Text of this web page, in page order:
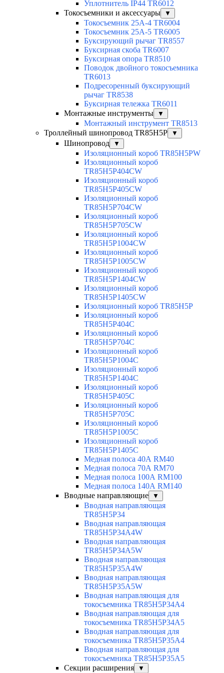
Уплотнитель IP44 TR6012
Токосъемники и аксессуары
▼
Токосъемник 25А-4 TR6004
Токосъемник 25А-5 TR6005
Буксирующий рычаг TR8557
Буксирная скоба TR6007
Буксирная опора TR8510
Поводок двойного токосъемника
TR6013
Подресоренный буксирующий
рычаг TR8538
Буксирная тележка TR6011
Монтажные инструменты
▼
Монтажный инструмент TR8513
Троллейный шинопровод TR85H5P
▼
Шинопровод ▼
Изоляционный короб TR85H5PW
Изоляционный короб
TR85H5P404CW
Изоляционный короб
TR85H5P405CW
Изоляционный короб
TR85H5P704CW
Изоляционный короб
TR85H5P705CW
Изоляционный короб
TR85H5P1004CW
Изоляционный короб
TR85H5P1005CW
Изоляционный короб
TR85H5P1404CW
Изоляционный короб
TR85H5P1405CW
Изоляционный короб TR85H5P
Изоляционный короб
TR85H5P404C
Изоляционный короб
TR85H5P704C
Изоляционный короб
TR85H5P1004C
Изоляционный короб
TR85H5P1404C
Изоляционный короб
TR85H5P405C
Изоляционный короб
TR85H5P705C
Изоляционный короб
TR85H5P1005C
Изоляционный короб
TR85H5P1405C
Медная полоса 40А RM40
Медная полоса 70А RM70
Медная полоса 100А RM100
Медная полоса 140А RM140
Вводные направляющие
▼
Вводная направляющая
TR85H5P34
Вводная направляющая
TR85H5P34A4W
Вводная направляющая
TR85H5P34A5W
Вводная направляющая
TR85H5P35A4W
Вводная направляющая
TR85H5P35A5W
Вводная направляющая для
токосъемника TR85H5P34A4
Вводная направляющая для
токосъемника TR85H5P34A5
Вводная направляющая для
токосъемника TR85H5P35A4
Вводная направляющая для
токосъемника TR85H5P35A5
Секции расширения
▼